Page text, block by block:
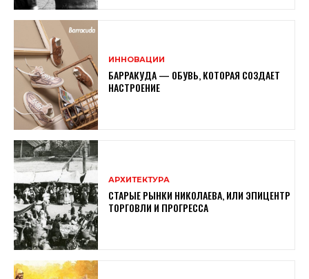
ИННОВАЦИИ
БАРРАКУДА — ОБУВЬ, КОТОРАЯ СОЗДАЕТ
НАСТРОЕНИЕ
АРХИТЕКТУРА
СТАРЫЕ РЫНКИ НИКОЛАЕВА, ИЛИ ЭПИЦЕНТР
ТОРГОВЛИ И ПРОГРЕССА